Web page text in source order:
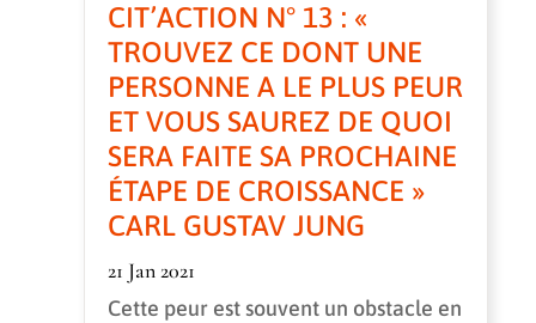
CIT’ACTION N° 13 : «
TROUVEZ CE DONT UNE
PERSONNE A LE PLUS PEUR
ET VOUS SAUREZ DE QUOI
SERA FAITE SA PROCHAINE
ÉTAPE DE CROISSANCE »
CARL GUSTAV JUNG
21 Jan 2021
Cette peur est souvent un obstacle en